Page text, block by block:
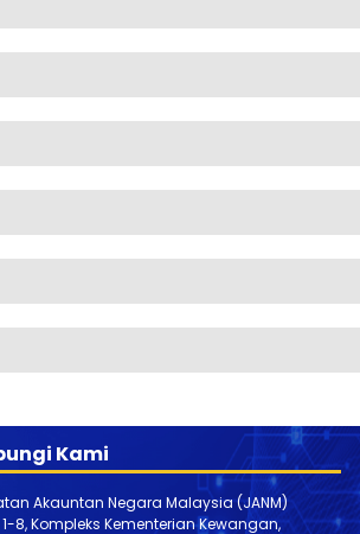
Kami
Akauntan Negara Malaysia (JANM)
8, Kompleks Kementerian Kewangan,